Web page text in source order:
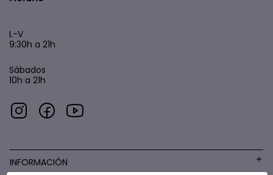
L-V
9:30h a 21h
Sábados
10h a 21h
INFORMACIÓN